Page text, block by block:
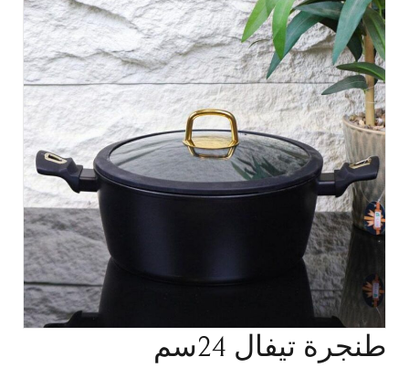
طنجرة تيفال 24سم